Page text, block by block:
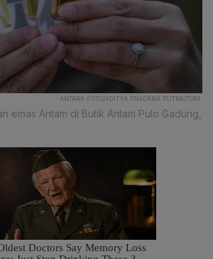
ANTARA FOTO/ADITYA PRADANA PUTRA/TOM.
emas Antam di Butik Antam Pulo Gadung,